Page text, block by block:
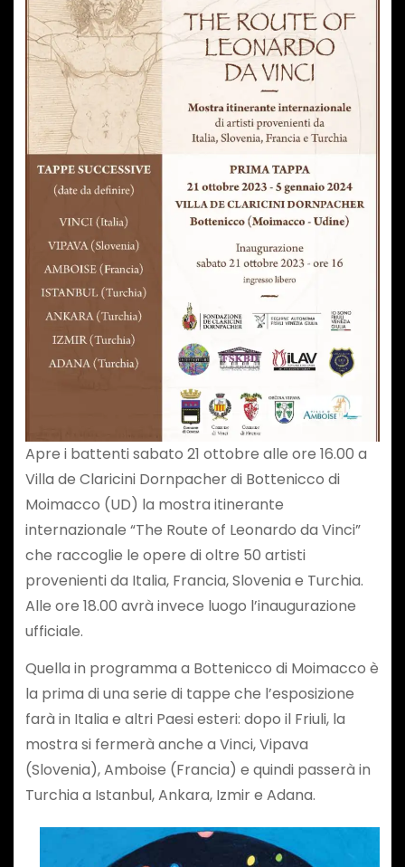
Apre i battenti sabato 21 ottobre alle ore 16.00 a
Villa de Claricini Dornpacher di Bottenicco di
Moimacco (UD) la mostra itinerante
internazionale “The Route of Leonardo da Vinci”
che raccoglie le opere di oltre 50 artisti
provenienti da Italia, Francia, Slovenia e Turchia.
Alle ore 18.00 avrà invece luogo l’inaugurazione
ufficiale.
Quella in programma a Bottenicco di Moimacco è
la prima di una serie di tappe che l’esposizione
farà in Italia e altri Paesi esteri: dopo il Friuli, la
mostra si fermerà anche a Vinci, Vipava
(Slovenia), Amboise (Francia) e quindi passerà in
Turchia a Istanbul, Ankara, Izmir e Adana.